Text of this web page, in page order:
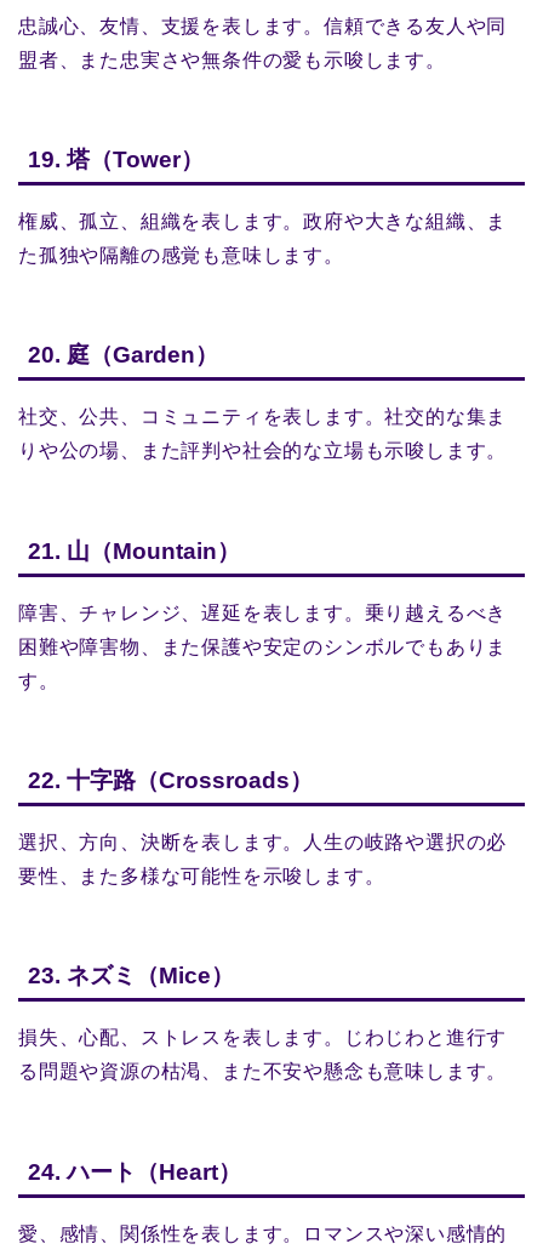
忠誠心、友情、支援を表します。信頼できる友人や同
盟者、また忠実さや無条件の愛も示唆します。
19. 塔（Tower）
権威、孤立、組織を表します。政府や大きな組織、ま
た孤独や隔離の感覚も意味します。
20. 庭（Garden）
社交、公共、コミュニティを表します。社交的な集ま
りや公の場、また評判や社会的な立場も示唆します。
21. 山（Mountain）
障害、チャレンジ、遅延を表します。乗り越えるべき
困難や障害物、また保護や安定のシンボルでもありま
す。
22. 十字路（Crossroads）
選択、方向、決断を表します。人生の岐路や選択の必
要性、また多様な可能性を示唆します。
23. ネズミ（Mice）
損失、心配、ストレスを表します。じわじわと進行す
る問題や資源の枯渇、また不安や懸念も意味します。
24. ハート（Heart）
愛、感情、関係性を表します。ロマンスや深い感情的